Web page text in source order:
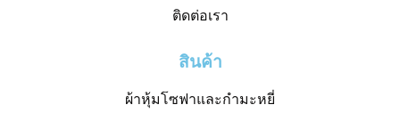
ติดต่อเรา
สินค้า
ผ้าหุ้มโซฟาและกำมะหยี่